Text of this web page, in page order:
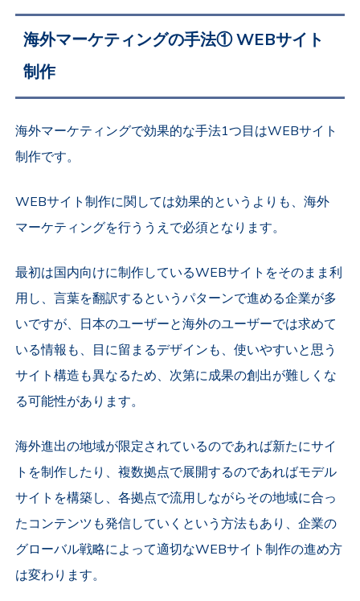
海外マーケティングの手法①WEBサイト
制作
海外マーケティングで効果的な手法1つ目はWEBサイト
制作です。
WEBサイト制作に関しては効果的というよりも、海外
マーケティングを行ううえで必須となります。
最初は国内向けに制作しているWEBサイトをそのまま利
用し、言葉を翻訳するというパターンで進める企業が多
いですが、日本のユーザーと海外のユーザーでは求めて
いる情報も、目に留まるデザインも、使いやすいと思う
サイト構造も異なるため、次第に成果の創出が難しくな
る可能性があります。
海外進出の地域が限定されているのであれば新たにサイ
トを制作したり、複数拠点で展開するのであればモデル
サイトを構築し、各拠点で流用しながらその地域に合っ
たコンテンツも発信していくという方法もあり、企業の
グローバル戦略によって適切なWEBサイト制作の進め方
は変わります。